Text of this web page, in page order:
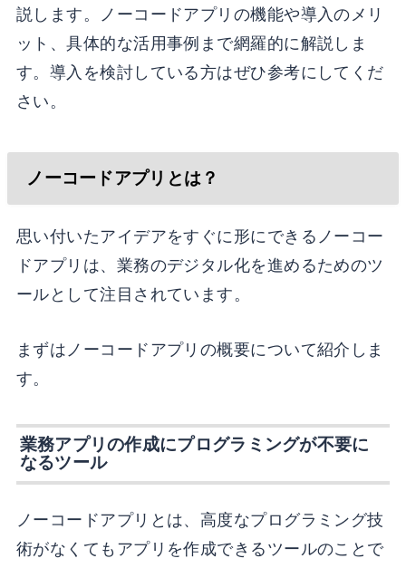
説します。ノーコードアプリの機能や導入のメリ
ット、具体的な活用事例まで網羅的に解説しま
す。導入を検討している方はぜひ参考にしてくだ
さい。
ノーコードアプリとは？
思い付いたアイデアをすぐに形にできるノーコー
ドアプリは、業務のデジタル化を進めるためのツ
ールとして注目されています。
まずはノーコードアプリの概要について紹介しま
す。
業務アプリの作成にプログラミングが不要に
なるツール
ノーコードアプリとは、高度なプログラミング技
術がなくてもアプリを作成できるツールのことで